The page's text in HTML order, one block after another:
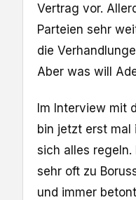
Vertrag vor.
Parteien sehr
die
Aber was will
Im Interview mit
bin jetzt erst mal
sich alles
sehr oft zu
und immer